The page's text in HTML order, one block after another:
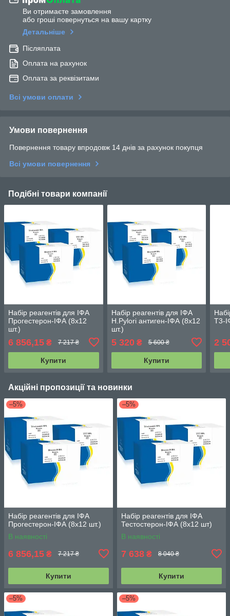
Ви отримаєте замовлення
або гроші повернуться на вашу картку
Детальніше
Післяплата
Оплата на рахунок
Оплата за реквізитами
Всі умови оплати
Умови повернення
Повернення товару впродовж 14 днів за рахунок покупця
Всі умови повернення
Подібні товари компанії
Набір реагентів для ІФА
Прогестерон-ІФА (8х12
шт.)
6 856,15 ₴ 7 217 ₴
Купити
Набір реагентів для ІФА
H.Pylori антиген-ІФА (8х12
шт.)
5 320₴ 5 600 ₴
Купити
Т3-
2
Акційні пропозиції та новинки
–5%
Набір реагентів для ІФА
Прогестерон-ІФА (8х12 шт.)
В наявності
6 856,15 ₴ 7 217 ₴
Купити
–5%
Набір реагентів для ІФА
Тестостерон-ІФА (8х12 шт)
В наявності
7 638 ₴ 8 040 ₴
Купити
–5% –5%